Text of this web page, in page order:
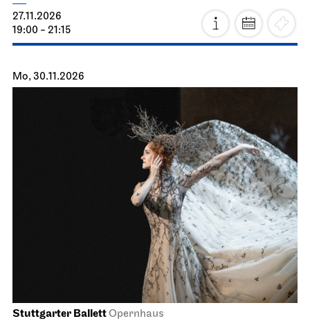
27.11.2026
19:00 - 21:15
Mo, 30.11.2026
Stuttgarter BallettOpernhaus